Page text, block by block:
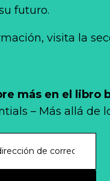
más en el libro
– Más allá de
futuro.
visita la